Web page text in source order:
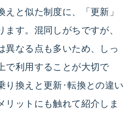
と似た制度に、「更新」
ます。混同しがちですが、
異なる点も多いため、しっ
で利用することが大切で
り換えと更新･転換との違い
リットにも触れて紹介しま